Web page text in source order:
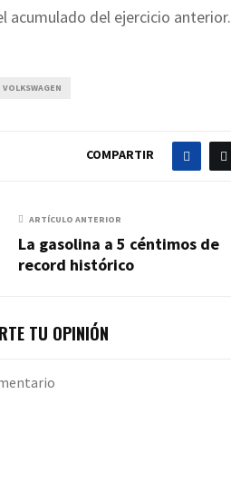
acumulado del ejercicio anterior.
VOLKSWAGEN
COMPARTIR
ARTÍCULO ANTERIOR
La gasolina a 5 céntimos de
record histórico
TU OPINIÓN